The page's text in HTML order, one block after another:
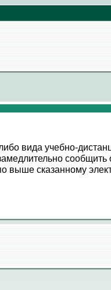
вида учебно-
выше сказанному